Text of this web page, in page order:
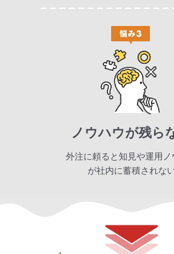
ノウハウが残ら
外注に頼ると知見や運用ノ
が社内に蓄積されな